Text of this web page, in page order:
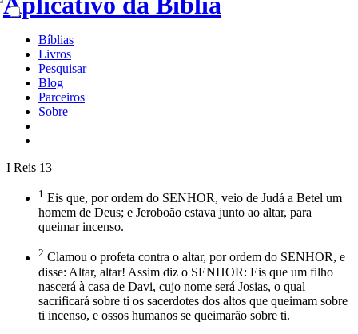
Bíblias
Livros
Pesquisar
Blog
Parceiros
Sobre
I Reis 13
1 Eis que, por ordem do SENHOR, veio de Judá a Betel um
homem de Deus; e Jeroboão estava junto ao altar, para
queimar incenso.
2 Clamou o profeta contra o altar, por ordem do SENHOR, e
disse: Altar, altar! Assim diz o SENHOR: Eis que um filho
nascerá à casa de Davi, cujo nome será Josias, o qual
sacrificará sobre ti os sacerdotes dos altos que queimam sobre
ti incenso, e ossos humanos se queimarão sobre ti.